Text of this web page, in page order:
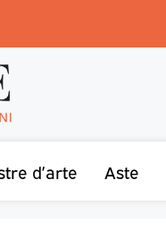
d’arte Aste